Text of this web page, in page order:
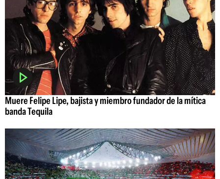
Muere Felipe Lipe, bajista y miembro fundador de la mítica
banda Tequila